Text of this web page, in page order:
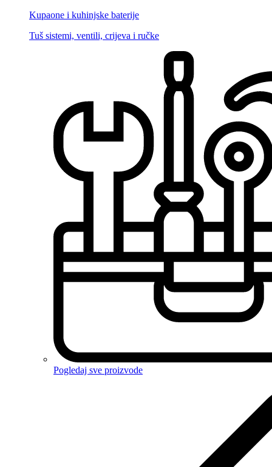
Kupaone i kuhinjske baterije
Tuš sistemi, ventili, crijeva i ručke
Pogledaj sve proizvode